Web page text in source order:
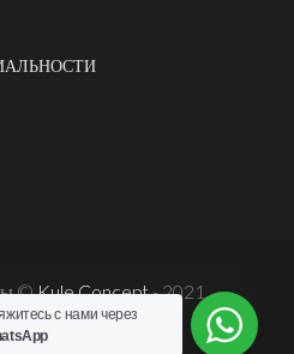
©Kule Concept- 2021.
Harun İstenci
с нами через